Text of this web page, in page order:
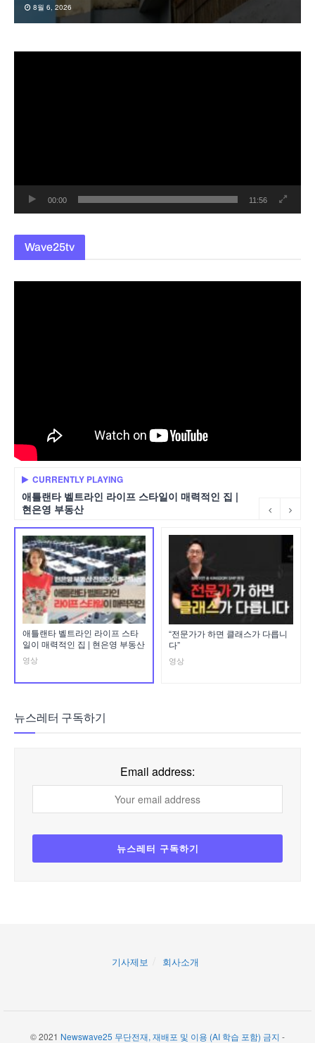
8월 6, 2026
00:00 11:56
Wave25tv
CURRENTLY PLAYING
애틀랜타 벨트라인 라이프 스타일이 매력적인 집 |
현은영 부동산
애틀랜타 벨트라인 라이프 스타
일이 매력적인 집 | 현은영 부동산
영상
“전문가가 하면 클래스가 다릅니
다”
영상
뉴스레터 구독하기
Email address:
기사제보 회사소개
© 2021 Newswave25 무단전재, 재배포 및 이용 (AI 학습 포함) 금지 -